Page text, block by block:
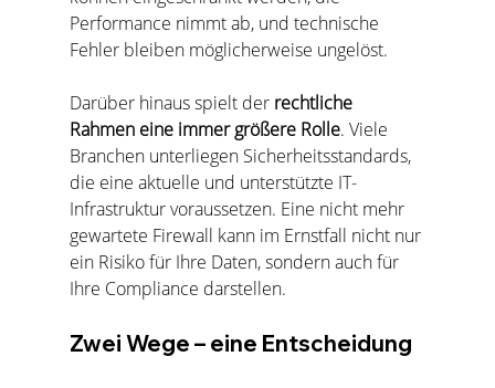
Performance nimmt ab, und technische
Fehler bleiben möglicherweise ungelöst.
Darüber hinaus spielt der rechtliche
Rahmen eine immer größere Rolle. Viele
Branchen unterliegen Sicherheitsstandards,
die eine aktuelle und unterstützte IT-
Infrastruktur voraussetzen. Eine nicht mehr
gewartete Firewall kann im Ernstfall nicht nur
ein Risiko für Ihre Daten, sondern auch für
Ihre Compliance darstellen.
Zwei Wege – eine Entscheidung